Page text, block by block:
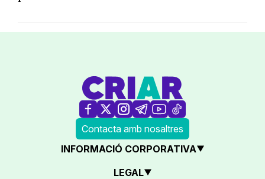
Contacta amb nosaltres
INFORMACIÓ CORPORATIVA
LEGAL